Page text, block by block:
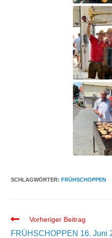
SCHLAGWÖRTER:FRÜHSCHOPPEN
Vorheriger Beitrag
FRÜHSCHOPPEN 16. Juni